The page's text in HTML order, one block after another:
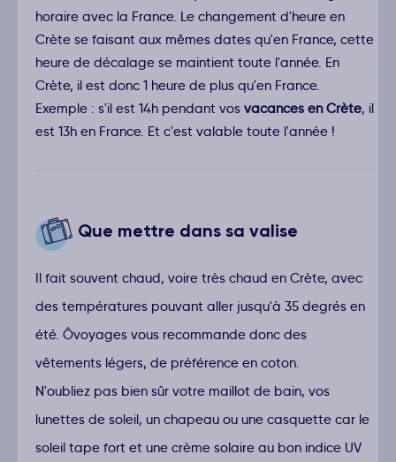
horaire avec la France. Le changement d'heure en
Crète se faisant aux mêmes dates qu'en France, cette
heure de décalage se maintient toute l'année. En
Crète, il est donc 1 heure de plus qu'en France.
Exemple : s'il est 14h pendant vos vacances en Crète, il
est 13h en France. Et c'est valable toute l'année !
Que mettre dans sa valise
Il fait souvent chaud, voire très chaud en Crète, avec
des températures pouvant aller jusqu'à 35 degrés en
été. Ôvoyages vous recommande donc des
vêtements légers, de préférence en coton.
N'oubliez pas bien sûr votre maillot de bain, vos
lunettes de soleil, un chapeau ou une casquette car le
soleil tape fort et une crème solaire au bon indice UV